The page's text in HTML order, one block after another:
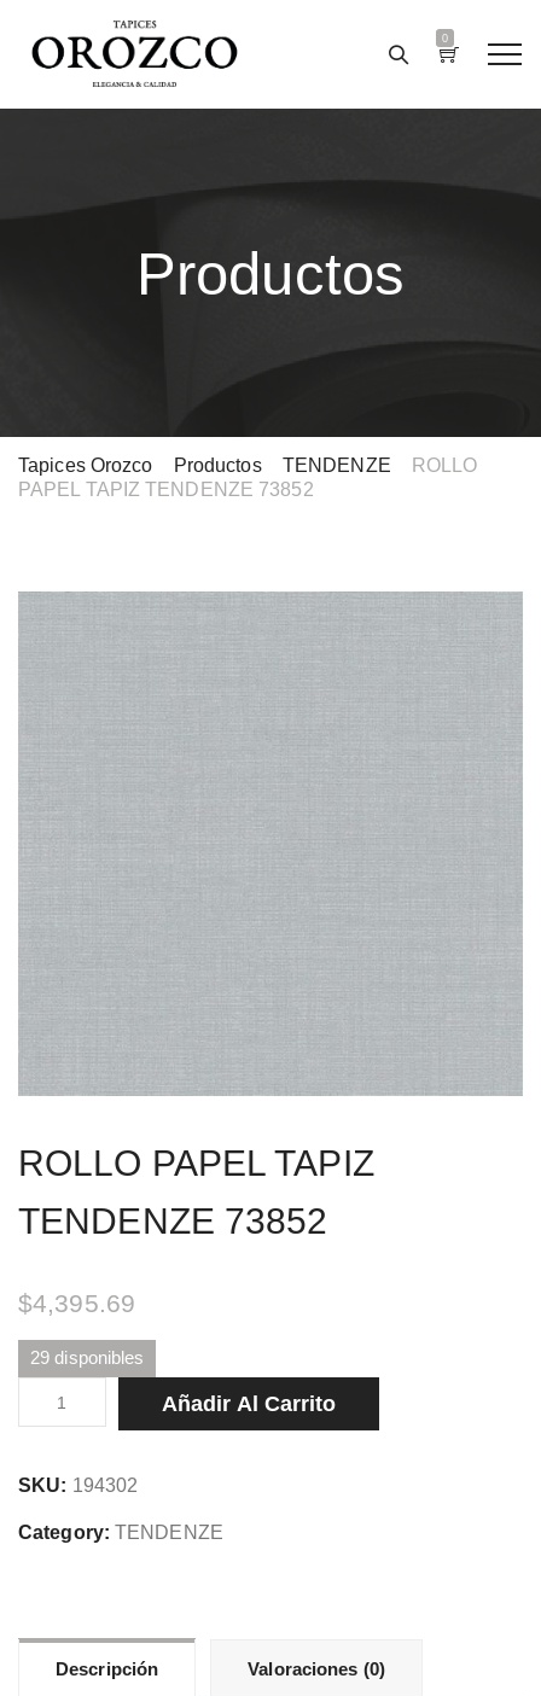
0
Productos
Tapices Orozco Productos> TENDENZE
ROLLO
PAPEL TAPIZ TENDENZE 73852
ROLLO PAPEL TAPIZ
TENDENZE 73852
$4,395.69
29 disponibles
ROLLO
PAPEL
TENDENZE
73852
Añadir Al Carrito
SKU: 194302
Category: TENDENZE
Descripción Valoraciones (0)